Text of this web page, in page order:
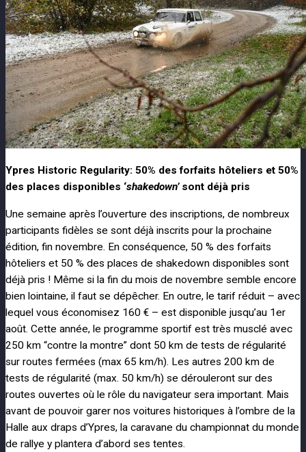
Ypres Historic Regularity: 50% des forfaits hôteliers et 50%
des places disponibles ‘shakedown’sont déjà pris
Une semaine après l’ouverture des inscriptions, de nombreux
participants fidèles se sont déjà inscrits pour la prochaine
édition, fin novembre. En conséquence, 50 % des forfaits
hôteliers et 50 % des places de shakedown disponibles sont
déjà pris ! Même si la fin du mois de novembre semble encore
bien lointaine, il faut se dépêcher. En outre, le tarif réduit – avec
lequel vous économisez 160 € – est disponible jusqu’au 1er
août. Cette année, le programme sportif est très musclé avec
250 km “contre la montre” dont 50 km de tests de régularité
sur routes fermées (max 65 km/h). Les autres 200 km de
tests de régularité (max. 50 km/h) se dérouleront sur des
routes ouvertes où le rôle du navigateur sera important. Mais
avant de pouvoir garer nos voitures historiques à l’ombre de la
Halle aux draps d’Ypres, la caravane du championnat du monde
de rallye y plantera d’abord ses tentes.